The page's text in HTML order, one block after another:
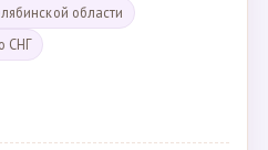
области
СНГ